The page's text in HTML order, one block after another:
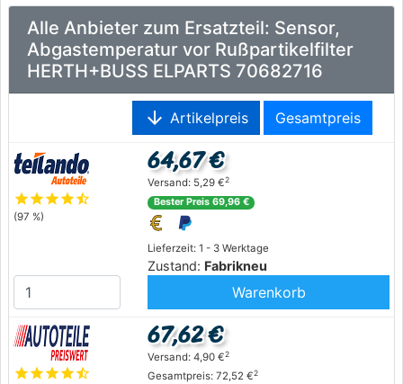
Alle Anbieter zum Ersatzteil: Sensor,
Abgastemperatur vor Rußpartikelfilter
HERTH+BUSS ELPARTS 70682716
arrow_downward Artikelpreis Gesamtpreis
starstarstarstarstar_half
(97 %)
Lieferzeit: 1 - 3 Werktage
Zustand: Fabrikneu
64,67 €
Versand: 5,29 €2
Bester Preis 69,96 €
Warenkorb
starstarstarstarstar_half
67,62 €
Versand: 4,90 €2
Gesamtpreis: 72,52 €2